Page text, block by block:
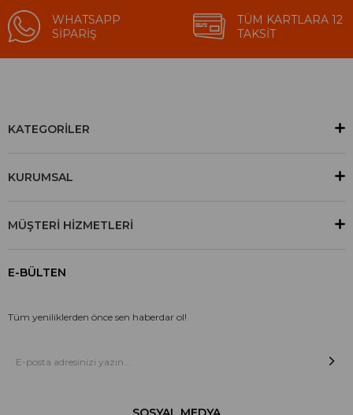
WHATSAPP
SIPARIŞ
TÜM KARTLARA 12
TAKSIT
KATEGORİLER
KURUMSAL
MÜŞTERİ HİZMETLERİ
E-BÜLTEN
Tüm yeniliklerden önce sen haberdar ol!